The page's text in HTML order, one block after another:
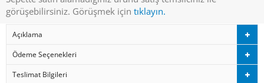
görüşebilirsiniz. Görüşmek için tıklayın.
Açıklama
Ödeme Seçenekleri
Teslimat Bilgileri